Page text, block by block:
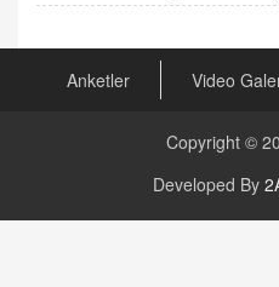
Anketler Video
Copyright ©
Developed By